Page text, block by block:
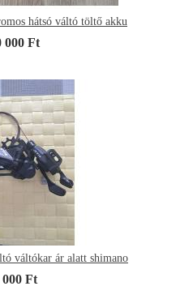
hátsó váltó töltő akku
000 Ft
váltókar ár alatt shimano
000 Ft